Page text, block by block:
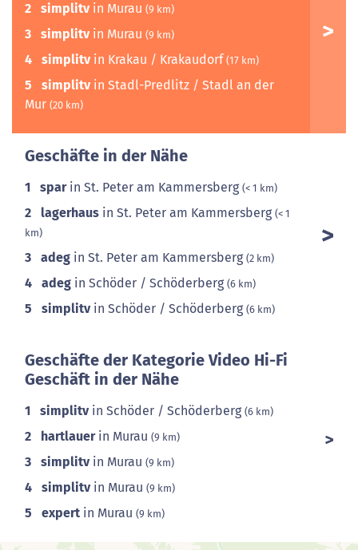
2 simplitvin Murau (9 km)
3 simplitvin Murau (9 km)
4 simplitvin Krakau / Krakaudorf (17 km)
5 simplitvin Stadl-Predlitz / Stadl an der
Mur (20 km)
Geschäfte in der Nähe
1 sparin St. Peter am Kammersberg (< 1 km)
2 lagerhaus in St. Peter am Kammersberg (< 1
km)
3 adeg in St. Peter am Kammersberg (2 km)
4 adeg in Schöder / Schöderberg (6 km)
5 simplitvin Schöder / Schöderberg (6 km)
Geschäfte der Kategorie Video Hi-Fi
Geschäft in der Nähe
1 simplitvin Schöder / Schöderberg (6 km)
2 hartlauerin Murau (9 km)
3 simplitvin Murau (9 km)
4 simplitvin Murau (9 km)
5 expert in Murau (9 km)